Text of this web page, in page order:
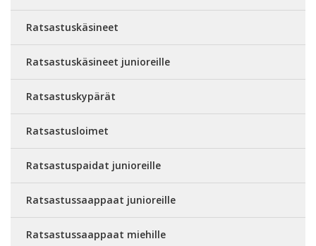
Ratsastuskäsineet
Ratsastuskäsineet junioreille
Ratsastuskypärät
Ratsastusloimet
Ratsastuspaidat junioreille
Ratsastussaappaat junioreille
Ratsastussaappaat miehille